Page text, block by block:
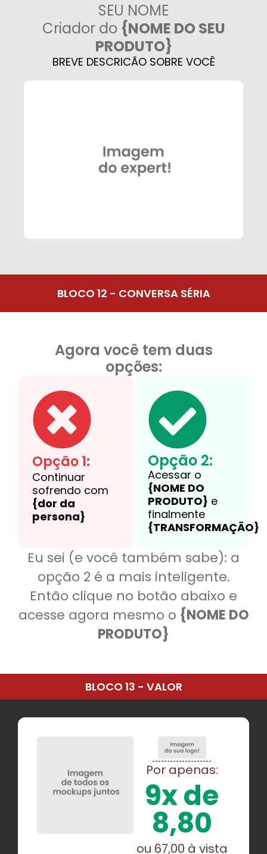
SEU NOME
Criador do {NOME DO SEU
PRODUTO}
BREVE DESCRICÃO SOBRE VOCÊ
BLOCO 12 - CONVERSA SÉRIA
Agora você tem duas
opções:
Opção 1:
Continuar
sofrendo com
{dor da
persona}
Opção 2:
Acessar o
{NOME DO
PRODUTO} e
finalmente
{TRANSFORMAÇÃO}
Eu sei (e você também sabe): a
opção 2 é a mais inteligente.
Então clique no botão abaixo e
acesse agora mesmo o {NOME DO
PRODUTO}
BLOCO 13 - VALOR
Por apenas:
9x de
8,80
ou 67,00 à vista